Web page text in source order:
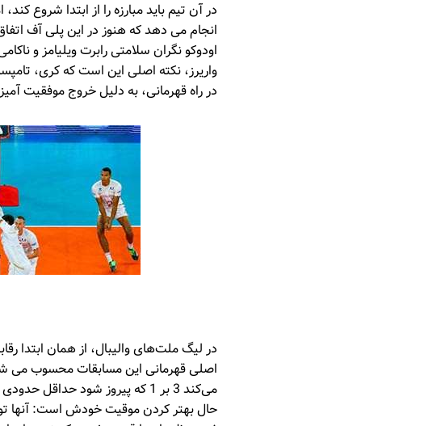
انجام می دهد که هنوز در این پلی آف
اودوکو نگران سلامتی رابرت ویلیامز و
واریرز، نکته اصلی این است که کری،
در راه قهرمانی، به دلیل خروج موفقیت
در لیگ ملت‌های والیبال، از همان
اصلی قهرمانی این مسابقات محسوب می
می‌کند 3 بر 1 که ‌پیروز شود
حال بهتر کردن موقیت خودش است: آنها